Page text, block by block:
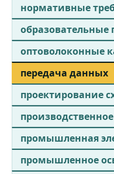
нормативные
оптоволоконные
передача данных
проектирование
промышленная
промышленное